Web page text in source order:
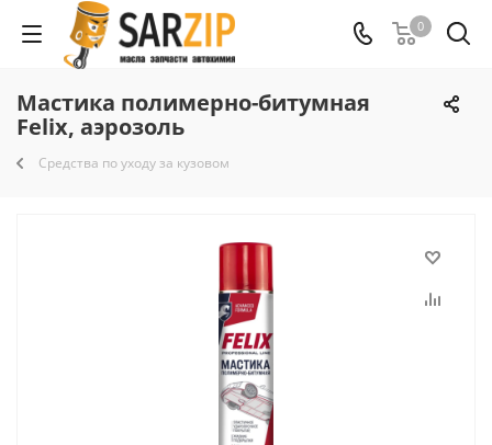
0
Мастика полимерно-битумная
Felix, аэрозоль
Средства по уходу за кузовом